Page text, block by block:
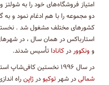
امتیاز فروشگاه‌های خود را به شولتز
دو مجموعه را با هم ادغام نمود و
کشورهای مختلف مشغول شد .
استارباکس در همان سال ، در
وونکووردرکاناداتأسیس شدند.
در سال ۱۹۹۶ نخستین کافی‌شاپ استارباکس در خارج از
شمالیدر شهرتوکیودرژاپنراه